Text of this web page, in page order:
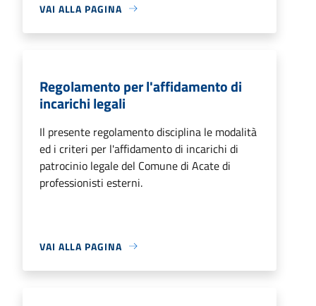
VAI ALLA PAGINA
Regolamento per l'affidamento di
incarichi legali
Il presente regolamento disciplina le modalità
ed i criteri per l'affidamento di incarichi di
patrocinio legale del Comune di Acate di
professionisti esterni.
VAI ALLA PAGINA